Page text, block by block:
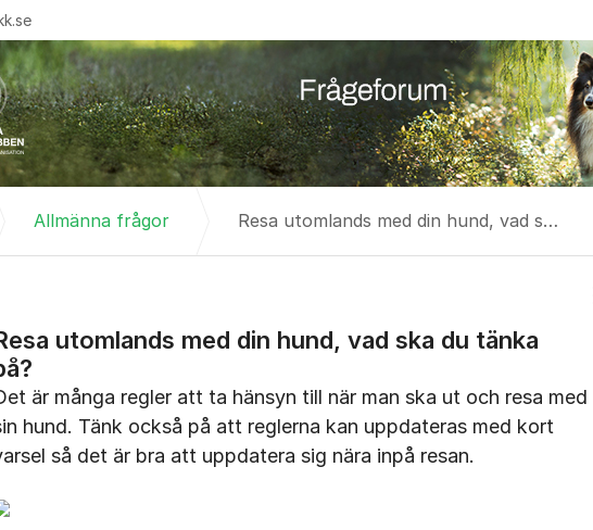
Allmänna frågor Resa utomlands med din hund, vad ska du tänka på?
utomlands med din hund, vad ska du tänka
är många regler att ta hänsyn till när man ska ut och resa med
hund. Tänk också på att reglerna kan uppdateras med kort
så det är bra att uppdatera sig nära inpå resan.